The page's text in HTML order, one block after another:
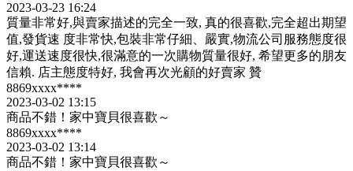
2023-03-23 16:24
質量非常好,與賣家描述的完全一致, 真的很喜歡,完全超出期望
值,發貨速 度非常快,包裝非常仔細、嚴實,物流公司服務態度很
好,運送速度很快,很滿意的一次購物質量很好, 希望更多的朋友
信賴. 店主態度特好, 我會再次光顧的好賣家 贊
8869xxxx****
2023-03-02 13:15
商品不錯！家中寶貝很喜歡～
8869xxxx****
2023-03-02 13:14
商品不錯！家中寶貝很喜歡～